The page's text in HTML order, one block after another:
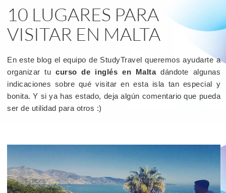
10 LUGARES PARA
VISITAR EN MALTA
En este blog el equipo de StudyTravel queremos ayudarte a
organizar tucurso de inglés en Maltadándote algunas
indicaciones sobre qué visitar en esta isla tan especial y
bonita. Y si ya has estado, deja algún comentario que pueda
ser de utilidad para otros :)
read